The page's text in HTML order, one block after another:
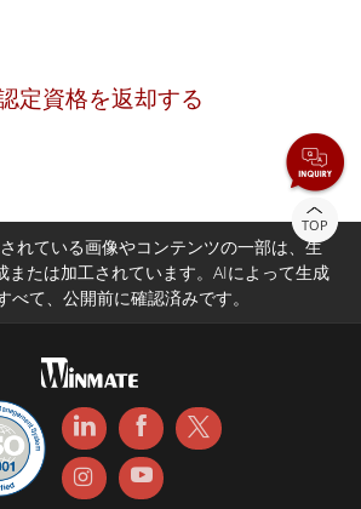
定資格を返却する
TOP
れている画像やコンテンツの一部は、生
または加工されています。AIによって生成
べて、公開前に確認済みです。